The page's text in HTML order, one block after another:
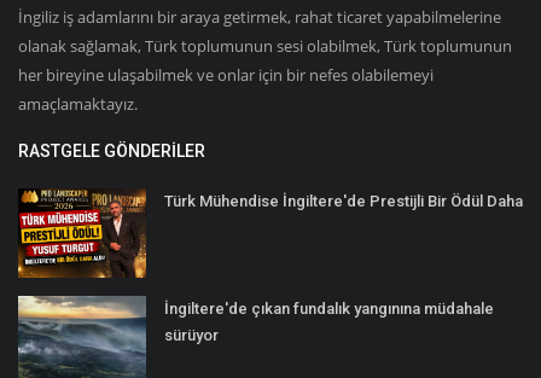
İngiliz iş adamlarını bir araya getirmek, rahat ticaret yapabilmelerine
olanak sağlamak, Türk toplumunun sesi olabilmek, Türk toplumunun
her bireyine ulaşabilmek ve onlar için bir nefes olabilemeyi
amaçlamaktayız.
RASTGELE GÖNDERILER
Türk Mühendise İngiltere'de Prestijli Bir Ödül Daha
İngiltere'de çıkan fundalık yangınına müdahale
sürüyor